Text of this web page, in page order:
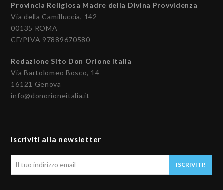
Provincia Religiosa Madre della Divina Provvidenza
Via della Camilluccia, 142
00135 ROMA
CF/PIVA 97889670580
Redazione Sito Don Orione Italia
Via Bartolomeo Bosco, 14
16121 Genova
info@donorioneitalia.it
Iscriviti alla newsletter
ISCRIVITI!